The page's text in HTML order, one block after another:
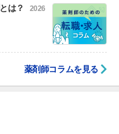
は？
2026
薬剤師コラムを見る